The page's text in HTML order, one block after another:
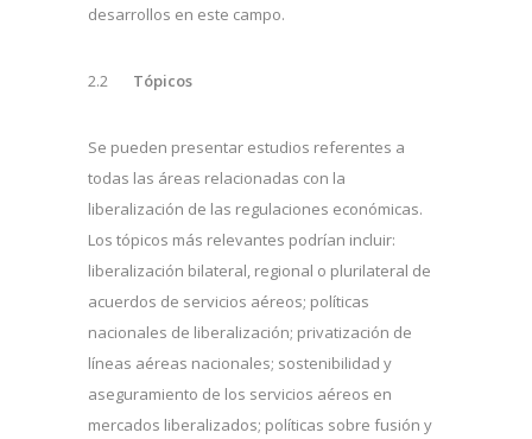
desarrollos en este campo.
2.2 Tópicos
Se pueden presentar estudios referentes a
todas las áreas relacionadas con la
liberalización de las regulaciones económicas.
Los tópicos más relevantes podrían incluir:
liberalización bilateral, regional o plurilateral de
acuerdos de servicios aéreos; políticas
nacionales de liberalización; privatización de
líneas aéreas nacionales; sostenibilidad y
aseguramiento de los servicios aéreos en
mercados liberalizados; políticas sobre fusión y